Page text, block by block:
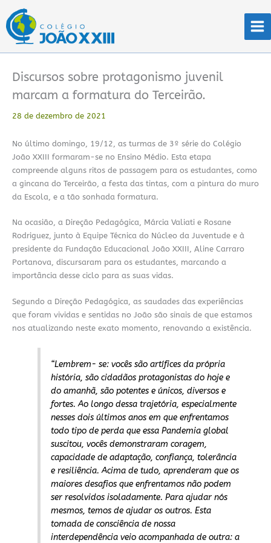
para
conteúdo
Discursos sobre protagonismo juvenil
marcam a formatura do Terceirão.
28 de dezembro de 2021
No último domingo, 19/12, as turmas de 3º série do Colégio
João XXIII formaram-se no Ensino Médio. Esta etapa
compreende alguns ritos de passagem para os estudantes, como
a gincana do Terceirão, a festa das tintas, com a pintura do muro
da Escola, e a tão sonhada formatura.
Na ocasião, a Direção Pedagógica, Márcia Valiati e Rosane
Rodriguez, junto à Equipe Técnica do Núcleo da Juventude e à
presidente da Fundação Educacional João XXIII, Aline Carraro
Portanova, discursaram para os estudantes, marcando a
importância desse ciclo para as suas vidas.
Segundo a Direção Pedagógica, as saudades das experiências
que foram vividas e sentidas no João são sinais de que estamos
nos atualizando neste exato momento, renovando a existência.
“Lembrem- se: vocês são artífices da própria
história, são cidadãos protagonistas do hoje e
do amanhã, são potentes e únicos, diversos e
fortes. Ao longo dessa trajetória, especialmente
nesses dois últimos anos em que enfrentamos
todo tipo de perda que essa Pandemia global
suscitou, vocês demonstraram coragem,
capacidade de adaptação, confiança, tolerância
e resiliência. Acima de tudo, aprenderam que os
maiores desafios que enfrentamos não podem
ser resolvidos isoladamente. Para ajudar nós
mesmos, temos de ajudar os outros. Esta
tomada de consciência de nossa
interdependência veio acompanhada de outra: a